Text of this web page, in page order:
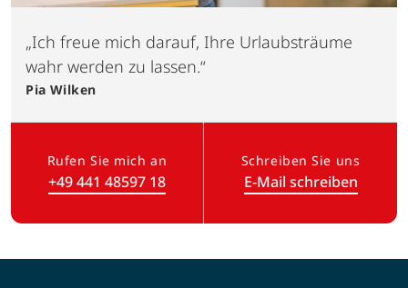
„Ich freue mich darauf, Ihre Urlaubsträume
wahr werden zu lassen.“
Pia Wilken
Rufen Sie mich an
+49 441 48597 18(Link öffnet in neuem Tab)
Schreiben Sie uns
E-Mail schreiben